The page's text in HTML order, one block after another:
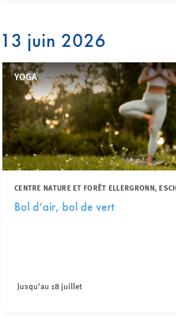
13 juin 2026
YOGA
CENTRE NATURE ET FORÊT ELLERGRONN,
Bol d’air, bol de vert
Jusqu'au 18 juillet